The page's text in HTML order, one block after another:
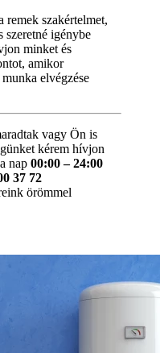
remek szakértelmet,
szeretné igénybe
minket és
amikor
elvégzése
vagy Ön is
kérem hívjon
nap 00:00 – 24:00
37 72
örömmel